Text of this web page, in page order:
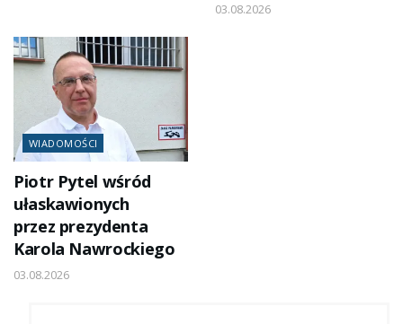
03.08.2026
WIADOMOŚCI
Piotr Pytel wśród
ułaskawionych
przez prezydenta
Karola Nawrockiego
03.08.2026